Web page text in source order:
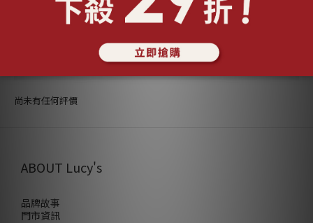
尚未有任何評價
ABOUT Lucy's
品牌故事
門市資訊